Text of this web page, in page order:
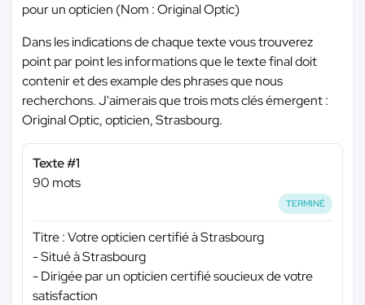
pour un opticien (Nom : Original Optic)
Dans les indications de chaque texte vous trouverez
point par point les informations que le texte final doit
contenir et des example des phrases que nous
recherchons. J'aimerais que trois mots clés émergent :
Original Optic, opticien, Strasbourg.
Texte #1
90 mots
TERMINÉ
Titre : Votre opticien certifié à Strasbourg
- Situé à Strasbourg
- Dirigée par un opticien certifié soucieux de votre
satisfaction